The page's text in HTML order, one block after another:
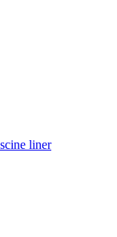
liner